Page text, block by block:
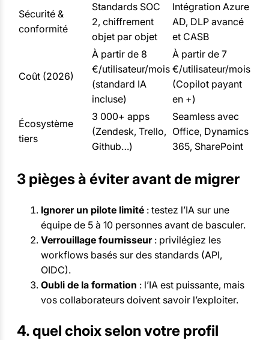
Sécurité &
conformité
Standards SOC
2, chiffrement
objet par objet
Intégration Azure
AD, DLP avancé
et CASB
Coût (2026)
À partir de 8
€/utilisateur/mois
(standard IA
incluse)
À partir de 7
€/utilisateur/mois
(Copilot payant
en +)
Écosystème
tiers
3 000+ apps
(Zendesk, Trello,
Github…)
Seamless avec
Office, Dynamics
365, SharePoint
3 pièges à éviter avant de migrer
Ignorer un pilote limité : testez l’IA sur une
équipe de 5 à 10 personnes avant de basculer.
Verrouillage fournisseur: privilégiez les
workflows basés sur des standards (API,
OIDC).
Oubli de la formation : l’IA est puissante, mais
vos collaborateurs doivent savoir l’exploiter.
4. quel choix selon votre profil